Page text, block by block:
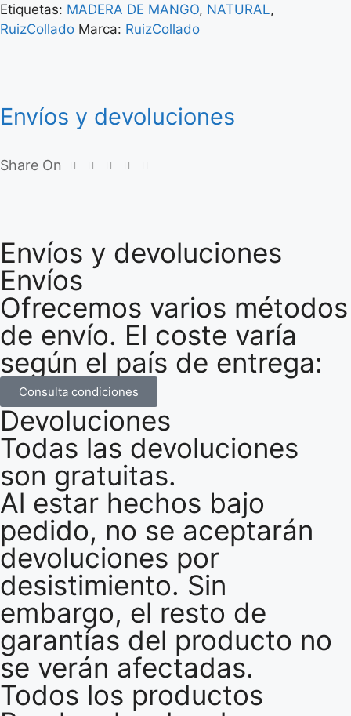
Etiquetas: MADERA DE MANGO, NATURAL,
RuizCollado Marca: RuizCollado
Envíos y devoluciones
Share On
Envíos y devoluciones
Envíos
Ofrecemos varios métodos
de envío. El coste varía
según el país de entrega:
Consulta condiciones
Devoluciones
Todas las devoluciones
son gratuitas.
Al estar hechos bajo
pedido, no se aceptarán
devoluciones por
desistimiento. Sin
embargo, el resto de
garantías del producto no
se verán afectadas.
Todos los productos